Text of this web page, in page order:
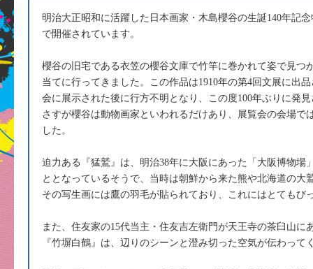
明治大正昭和に活躍した日本画家・木島櫻谷の生誕140年記
で開催されています。
櫻谷の旧宅である衣笠の櫻谷文庫で竹竿に巻かれて姿で見つ
当てに行ってきました。この作品は1910年の第4回文展に出
会に展示された後に行方不明となり、この度100年ぶりに発
さすが櫻谷は動物画家といわれるだけあり、展覧会の会場で
した。
迫力ある『猛鷲』は、明治38年に大阪にあった「大阪博物場
ととなっているそうで、当時は朝鮮から来た熊や北海道の大
その写生画には鷹の羽毛が貼られており、これにはとてもび
また、住友家の15代当主・住友吉左衛門が天王寺の茶臼山に
『竹塀白鶴』は、辺りのシーンと澄み切った空気が伝わって